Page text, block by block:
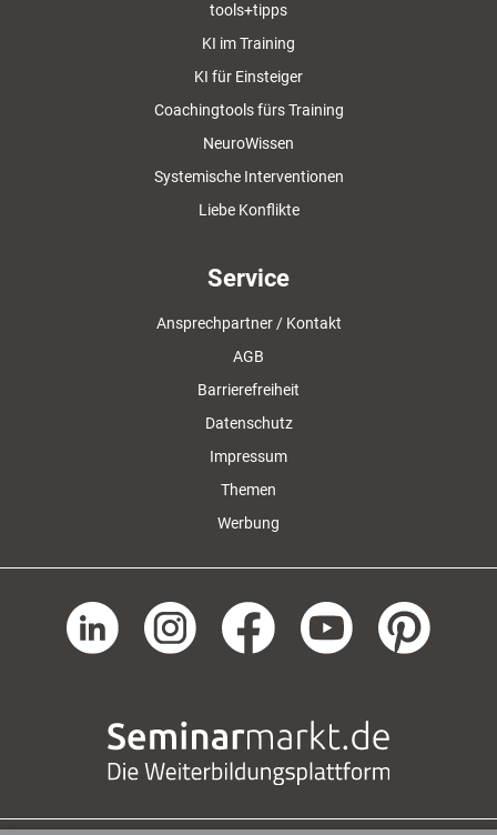
tools+tipps
KI im Training
KI für Einsteiger
Coachingtools fürs Training
NeuroWissen
Systemische Interventionen
Liebe Konflikte
Service
Ansprechpartner / Kontakt
AGB
Barrierefreiheit
Datenschutz
Impressum
Themen
Werbung